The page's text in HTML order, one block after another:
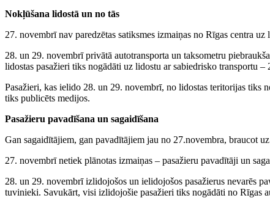
Nokļūšana lidostā un no tās
27. novembrī nav paredzētas satiksmes izmaiņas no Rīgas centra
28. un 29. novembrī privātā autotransporta un taksometru
lidostas pasažieri tiks nogādāti uz lidostu ar sabiedrisko transportu –
Pasažieri, kas ielido 28. un 29. novembrī, no lidostas teritorijas tiks
tiks publicēts medijos.
Pasažieru pavadīšana un sagaidīšana
Gan sagaidītājiem, gan pavadītājiem jau no 27.novembra, braucot
27. novembrī netiek plānotas izmaiņas – pasažieru pavadītāji un
28. un 29. novembrī izlidojošos un ielidojošos pasažierus nevarēs
tuvinieki. Savukārt, visi izlidojošie pasažieri tiks nogādāti no Rīgas